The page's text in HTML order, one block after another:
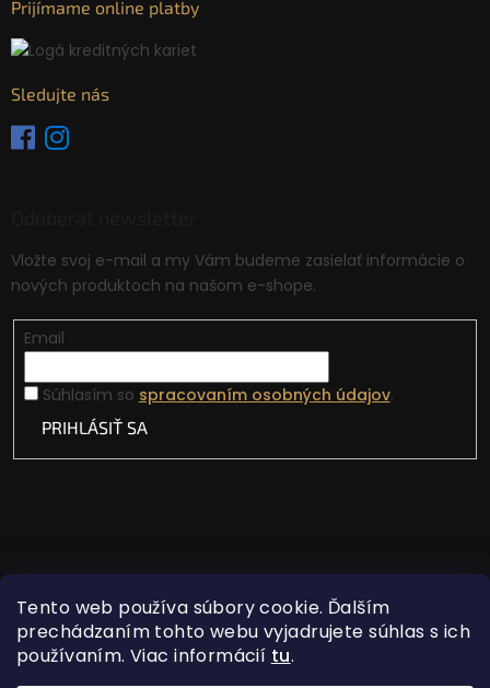
Tento web používa súbory cookie. Ďalším
prechádzaním tohto webu vyjadrujete súhlas s ich
používaním. Viac informácií tu.
Prijímame online platby
Sledujte nás
Vložte svoj e-mail a my Vám budeme zasielať informácie o
nových produktoch na našom e-shope.
Email
Súhlasím so spracovaním osobných údajov.
PRIHLÁSIŤ SA